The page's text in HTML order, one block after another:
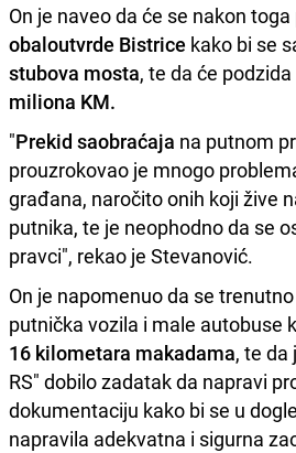
On je naveo da će se nakon
obaloutvrde Bistrice kako bi se
stubova mosta, te da će
miliona KM.
"Prekid saobraćaja na putnom
prouzrokovao je mnogo
građana, naročito onih koji žive
putnika, te je neophodno da se
pravci", rekao je Stevanović.
On je napomenuo da se
putnička vozila i male autobuse
16 kilometara makadama, te da
RS" dobilo zadatak da napravi
dokumentaciju kako bi se u
napravila adekvatna i sigurna